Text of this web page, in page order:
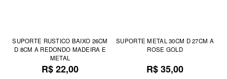
SUPORTE RUSTICO BAIXO 26CM
D 8CM A REDONDO MADEIRA E
METAL
R$ 22,00
SUPORTE METAL 30CM D 27CM A
ROSE GOLD
R$ 35,00